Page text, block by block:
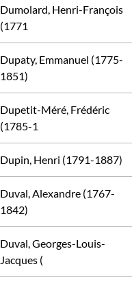
Dumolard, Henri-François
(1771
Dupaty, Emmanuel (1775-
1851)
Dupetit-Méré, Frédéric
(1785-1
Dupin, Henri (1791-1887)
Duval, Alexandre (1767-
1842)
Duval, Georges-Louis-
Jacques (